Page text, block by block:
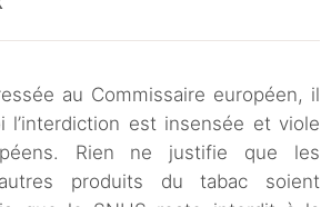
au Commissaire européen, il
l’interdiction est insensée et viole
Rien ne justifie que les
produits du tabac soient